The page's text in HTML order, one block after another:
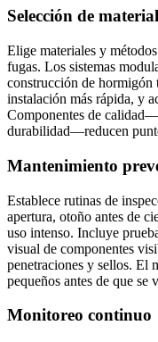
Selección de
Elige materiales y
fugas. Los sistemas
construcción de hormigón
instalación más rápida, y
Componentes de
durabilidad—reducen
Mantenimiento
Establece rutinas de
apertura, otoño antes de
uso intenso. Incluye
visual de componentes
penetraciones y sellos. El
pequeños antes de que se
Monitoreo continuo